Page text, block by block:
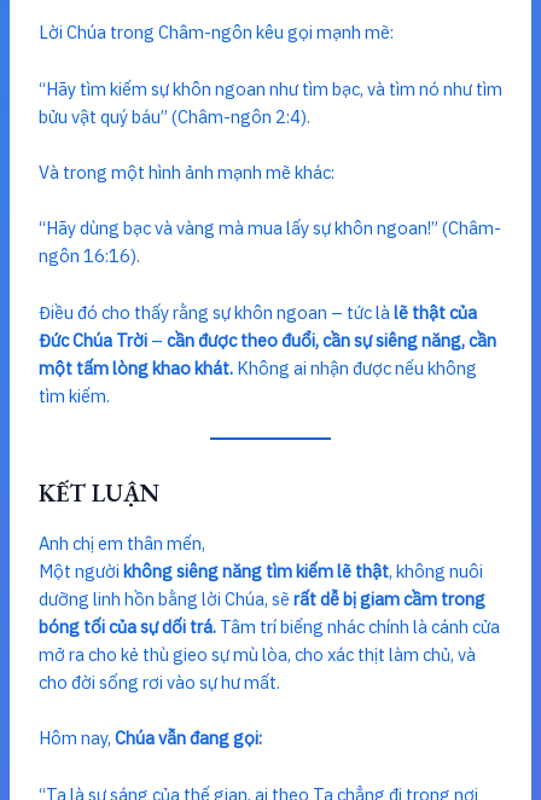
Lời Chúa trong Châm-ngôn kêu gọi mạnh mẽ:
“Hãy tìm kiếm sự khôn ngoan như tìm bạc, và tìm nó như tìm
bửu vật quý báu” (Châm-ngôn 2:4).
Và trong một hình ảnh mạnh mẽ khác:
“Hãy dùng bạc và vàng mà mua lấy sự khôn ngoan!” (Châm-
ngôn 16:16).
Điều đó cho thấy rằng sự khôn ngoan – tức là lẽ thật của
Đức Chúa Trời– cần được theo đuổi, cần sự siêng năng, cần
một tấm lòng khao khát.Không ai nhận được nếu không
tìm kiếm.
KẾT LUẬN
Anh chị em thân mến,
Một người không siêng năng tìm kiếm lẽ thật, không nuôi
dưỡng linh hồn bằng lời Chúa, sẽ rất dễ bị giam cầm trong
bóng tối của sự dối trá.Tâm trí biếng nhác chính là cánh cửa
mở ra cho kẻ thù gieo sự mù lòa, cho xác thịt làm chủ, và
cho đời sống rơi vào sự hư mất.
Hôm nay, Chúa vẫn đang gọi:
“Ta là sự sáng của thế gian, ai theo Ta chẳng đi trong nơi